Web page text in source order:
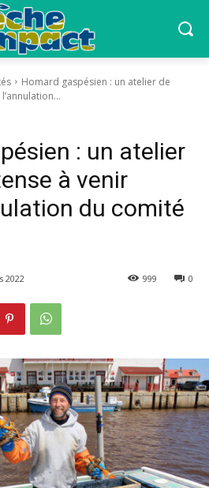
Homard gaspésien : un atelier de
: un atelier
à venir
du comité
2022 0
999